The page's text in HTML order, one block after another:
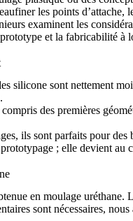
les points d’attache,
examinent les
et la fabricabilité à
silicone sont nettement
des premières
ils sont parfaits pour
; elle devient
en moulage
sont nécessaires,